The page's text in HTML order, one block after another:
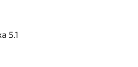
5.1